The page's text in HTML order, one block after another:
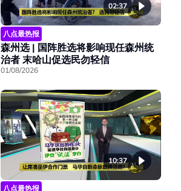
02:37
八点最热报
森州选 | 国阵胜选将影响现任森州统
治者 末哈山促选民勿轻信
01/08/2026
10:37
八点最热报